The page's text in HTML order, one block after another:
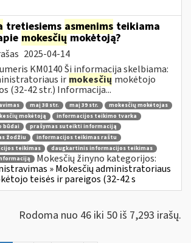
tretiesiems asmenims teikiama
mokesčiųmokėtoją?
2025-04-14
KM0140 Ši informacija skelbiama:
ir mokesčių mokėtojo
(32-42 str.) Informacija...
maį 38 str. maį 39 str.
mokesčių mokėtojas
mokėtoją
informacijos teikimo tvarka
būdai
prašymas suteikti informaciją
žodžiu
informacijos teikimas raštu
teikimas
daugkartinis informacijos teikimas
Mokesčių žinyno kategorijos:
» Mokesčių administratoriaus
teisės ir pareigos (32-42 s
Rodoma nuo 46 iki 50 iš 7,293 irašų.